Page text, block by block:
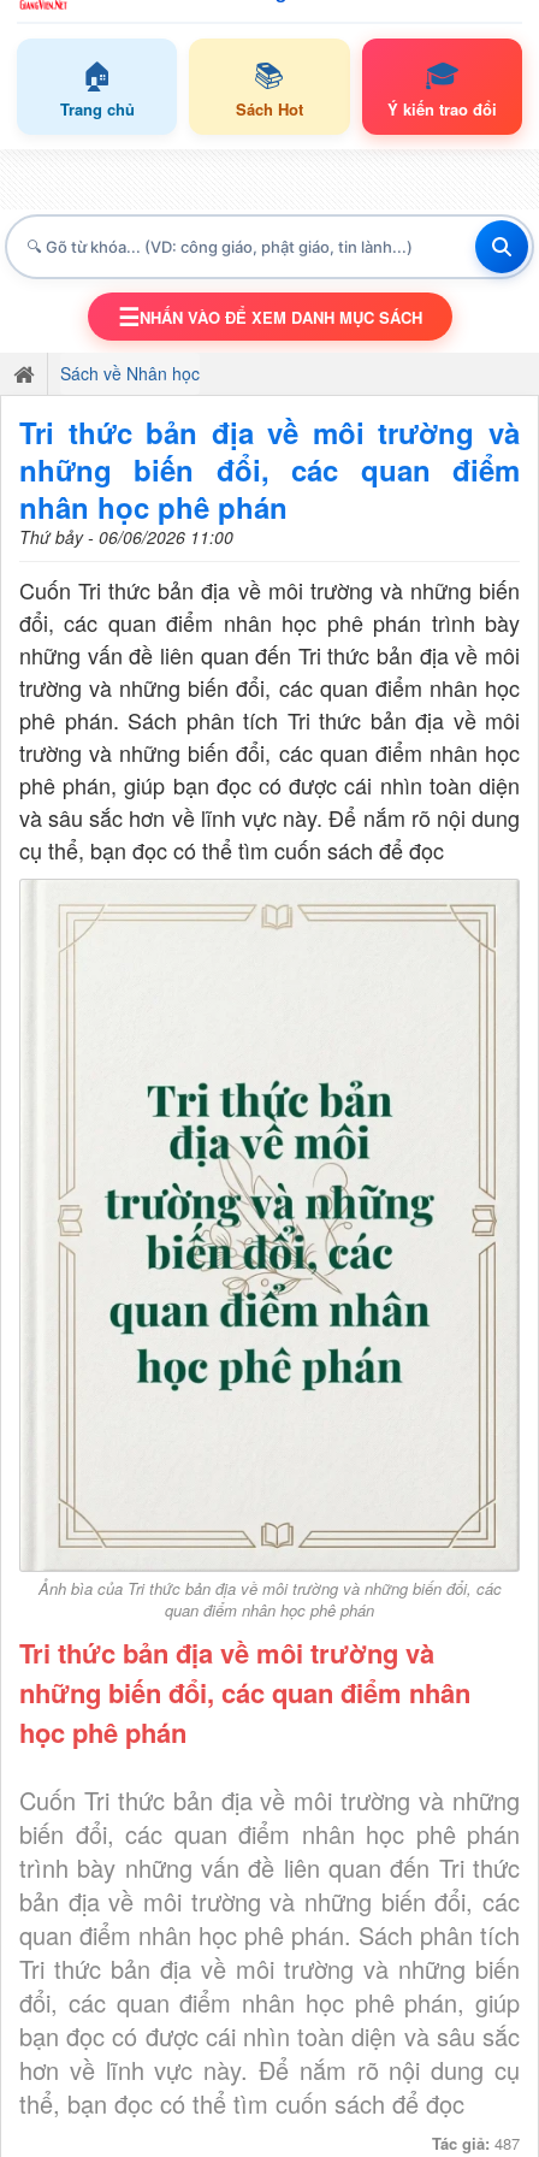
🏠
Trang chủ
📚
Sách Hot
🎓
Ý kiến trao đổi
TOGGLE NAVIGATION
☰NHẤN VÀO ĐỂ XEM DANH MỤC SÁCH
Sách về Nhân học
Tri thức bản địa về môi trường và
những biến đổi, các quan điểm
nhân học phê phán
Thứ bảy - 06/06/2026 11:00
Cuốn Tri thức bản địa về môi trường và những biến
đổi, các quan điểm nhân học phê phán trình bày
những vấn đề liên quan đến Tri thức bản địa về môi
trường và những biến đổi, các quan điểm nhân học
phê phán. Sách phân tích Tri thức bản địa về môi
trường và những biến đổi, các quan điểm nhân học
phê phán, giúp bạn đọc có được cái nhìn toàn diện
và sâu sắc hơn về lĩnh vực này. Để nắm rõ nội dung
cụ thể, bạn đọc có thể tìm cuốn sách để đọc
Ảnh bìa của Tri thức bản địa về môi trường và những biến đổi, các
quan điểm nhân học phê phán
Tri thức bản địa về môi trường và
những biến đổi, các quan điểm nhân
học phê phán
Cuốn Tri thức bản địa về môi trường và những
biến đổi, các quan điểm nhân học phê phán
trình bày những vấn đề liên quan đến Tri thức
bản địa về môi trường và những biến đổi, các
quan điểm nhân học phê phán. Sách phân tích
Tri thức bản địa về môi trường và những biến
đổi, các quan điểm nhân học phê phán, giúp
bạn đọc có được cái nhìn toàn diện và sâu sắc
hơn về lĩnh vực này. Để nắm rõ nội dung cụ
thể, bạn đọc có thể tìm cuốn sách để đọc
Tác giả: 487